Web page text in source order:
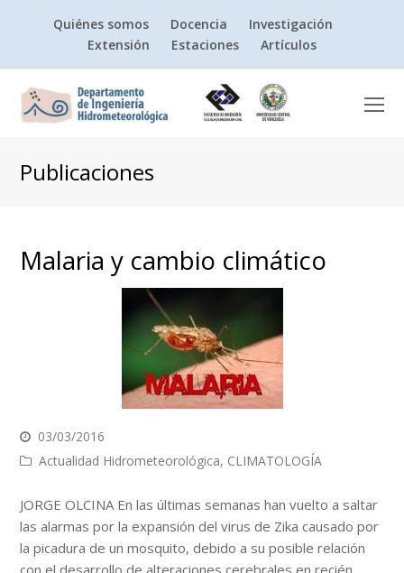
Quiénes somos Docencia
Investigación
Extensión
Estaciones Artículos
Publicaciones
Malaria y cambio climático
03/03/2016
Actualidad Hidrometeorológica, CLIMATOLOGÍA
JORGE OLCINA En las últimas semanas han vuelto a saltar
las alarmas por la expansión del virus de Zika causado por
la picadura de un mosquito, debido a su posible relación
con el desarrollo de alteraciones cerebrales en recién